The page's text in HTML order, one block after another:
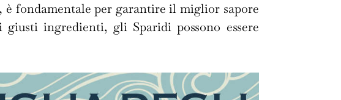
, è fondamentale per garantire il miglior sapore
ingredienti, gli Sparidi possono essere